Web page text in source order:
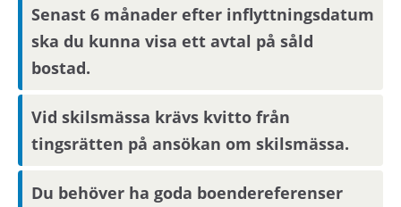
Senast 6 månader efter inflyttningsdatum
ska du kunna visa ett avtal på såld
bostad.
Vid skilsmässa krävs kvitto från
tingsrätten på ansökan om skilsmässa.
Du behöver ha goda boendereferenser